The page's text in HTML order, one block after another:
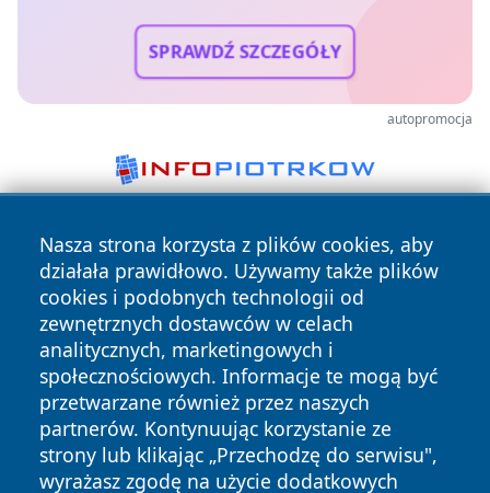
SPRAWDŹ SZCZEGÓŁY
autopromocja
Nasza strona korzysta z plików cookies, aby
działała prawidłowo. Używamy także plików
cookies i podobnych technologii od
zewnętrznych dostawców w celach
analitycznych, marketingowych i
społecznościowych. Informacje te mogą być
przetwarzane również przez naszych
partnerów. Kontynuując korzystanie ze
strony lub klikając „Przechodzę do serwisu",
wyrażasz zgodę na użycie dodatkowych
Copyright © 2026 piekaryonline.pl Wszystkie prawa
zastrzeżone.
News Autorzy
Polityka
Polityka